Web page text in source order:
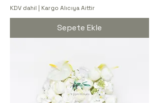
KDV dahil | Kargo Alıcıya Aittir
Sepete Ekle